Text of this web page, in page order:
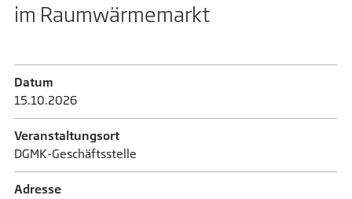
im Raumwärmemarkt
Datum
15.10.­2026
Veranstaltungsort
DGMK-Geschäftsstelle
Adresse